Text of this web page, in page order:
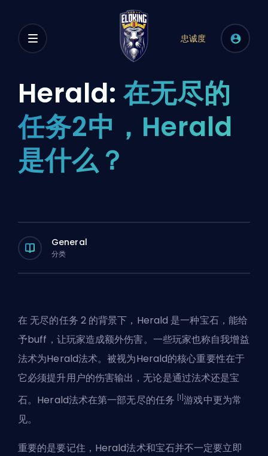
忠诚度
Herald: 在无尽的
任务2中，Herald
是什么？
General
分类
在 无尽的任务 2的背景下，Herald 是一种宝石，能给
予buff，让玩家造成额外伤害。一些玩家也称自我增益
法术为Herald法术。被视为Herald的核心重要性在于
它必须提升用户的伤害输出，无论是通过法术还是宝
石。Herald法术在第一部无尽的任务 [1]游戏中更为常
见。
重要的是要记住，Herald法术和宝石并不一定要立即